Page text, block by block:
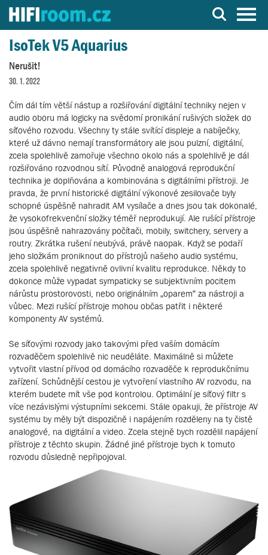
Server o Hi-Fi a AV technice
IsoTek V5 Aquarius
Nerušit!
30. 1. 2022
Čím dál tím větší nástup a rozšiřování digitální techniky nejen v
audio oboru má logicky na svědomí pronikání rušivých složek do
síťového rozvodu. Všechny ty stále svítící displeje a nabíječky,
které už dávno nemají transformátory ale jsou pulzní, digitální,
zcela spolehlivě zamořuje všechno okolo nás a spolehlivě je dál
rozšiřováno rozvodnou sítí. Původně analogová reprodukční
technika je doplňována a kombinována s digitálními přístroji. Je
pravda, že první historické digitální výkonové zesilovače byly
schopné úspěšně nahradit AM vysílače a dnes jsou tak dokonalé,
že vysokofrekvenční složky téměř neprodukují. Ale rušící přístroje
jsou úspěšně nahrazovány počítači, mobily, switchery, servery a
routry. Zkrátka rušení neubývá, právě naopak. Když se podaří
jeho složkám proniknout do přístrojů našeho audio systému,
zcela spolehlivě negativně ovlivní kvalitu reprodukce. Někdy to
dokonce může vypadat sympaticky se subjektivním pocitem
nárůstu prostorovosti, nebo originálním „oparem“ za nástroji a
vůbec. Mezi rušící přístroje mohou občas patřit i některé
komponenty AV systémů.
Se síťovými rozvody jako takovými před vaším domácím
rozvaděčem spolehlivě nic neuděláte. Maximálně si můžete
vytvořit vlastní přívod od domácího rozvaděče k reprodukčnímu
zařízení. Schůdnější cestou je vytvoření vlastního AV rozvodu, na
kterém budete mít vše pod kontrolou. Optimální je síťový filtr s
více nezávislými výstupními sekcemi. Stále opakuji, že přístroje AV
systému by měly být dispozičně i napájením rozděleny na ty čistě
analogové, na digitální a video. Zcela stejně bych rozdělil napájení
přístroje z těchto skupin. Žádné jiné přístroje bych k tomuto
rozvodu důsledně nepřipojoval.